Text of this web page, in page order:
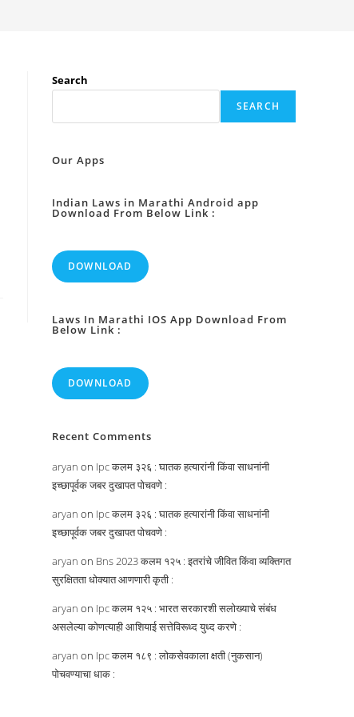
Search
SEARCH
Our Apps
Indian Laws in Marathi Android app
Download From Below Link :
DOWNLOAD
Laws In Marathi IOS App Download From
Below Link :
DOWNLOAD
Recent Comments
aryan on Ipc कलम ३२६ : घातक हत्यारांनी किंवा साधनांनी
इच्छापूर्वक जबर दुखापत पोचवणे :
aryan on Ipc कलम ३२६ : घातक हत्यारांनी किंवा साधनांनी
इच्छापूर्वक जबर दुखापत पोचवणे :
aryan on Bns 2023 कलम १२५ : इतरांचे जीवित किंवा व्यक्तिगत
सुरक्षितता धोक्यात आणणारी कृती :
aryan on Ipc कलम १२५ : भारत सरकारशी सलोख्याचे संबंध
असलेल्या कोणत्याही आशियाई सत्तेविरूध्द युध्द करणे :
aryan on Ipc कलम १८९ : लोकसेवकाला क्षती (नुकसान)
पोचवण्याचा धाक :